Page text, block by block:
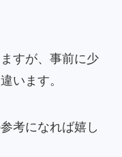
すが、事前に少
います。
考になれば嬉し